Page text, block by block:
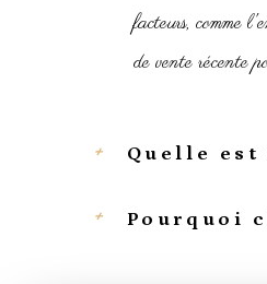
facteurs, comme
de vente récente
Quelle
Faire estimer
Pourquoi